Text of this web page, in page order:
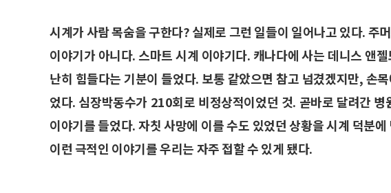
시계가 사람 목숨을 구한다? 실제로 그런 일들이 일어나고 있다. 주
이야기가 아니다. 스마트 시계 이야기다. 캐나다에 사는 데니스 앤
난히 힘들다는 기분이 들었다. 보통 같았으면 참고 넘겼겠지만, 손
었다. 심장박동수가 210회로 비정상적이었던 것. 곧바로 달려간
이야기를 들었다. 자칫 사망에 이를 수도 있었던 상황을 시계 덕분
이런 극적인 이야기를 우리는 자주 접할 수 있게 됐다.